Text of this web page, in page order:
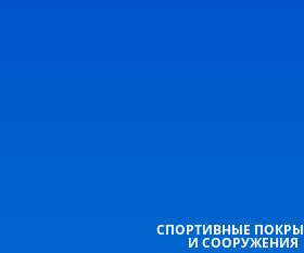
СПОРТИВНЫЕ
И СООРУЖЕНИЯ